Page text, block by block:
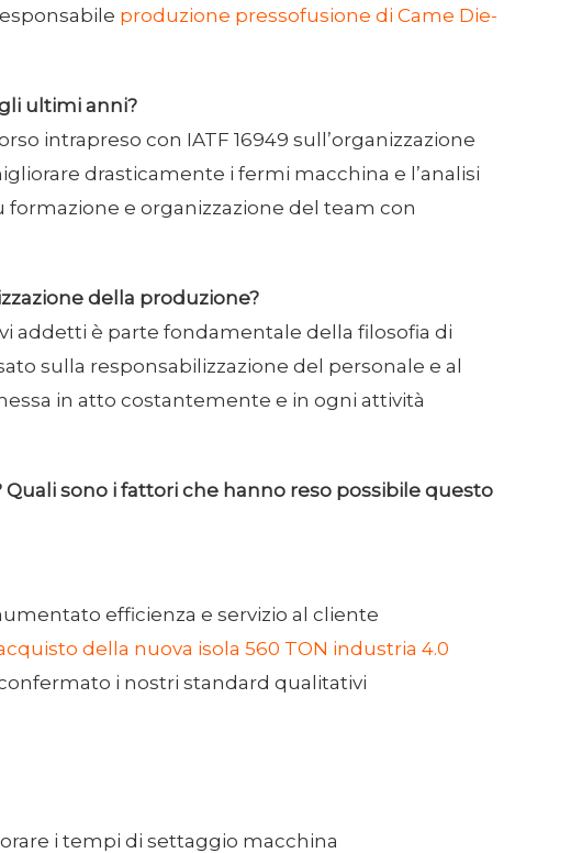
produzione pressofusione di Came Die-
ultimi anni?
intrapreso con IATF 16949 sull’organizzazione
drasticamente i fermi macchina e l’analisi
e organizzazione del team con
della produzione?
addetti è parte fondamentale della filosofia di
sulla responsabilizzazione del personale e al
in atto costantemente e in ogni attività
Quali sono i fattori che hanno reso possibile questo
efficienza e servizio al cliente
della nuova isola 560 TON industria 4.0
i nostri standard qualitativi
i tempi di settaggio macchina